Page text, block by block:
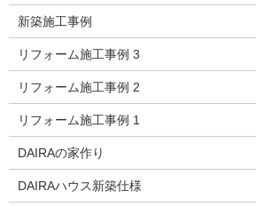
新築施工事例
リフォーム施工事例 3
リフォーム施工事例 2
リフォーム施工事例 1
DAIRAの家作り
DAIRAハウス新築仕様